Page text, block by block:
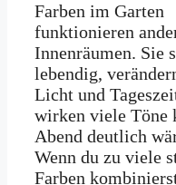
Farben im Garten
funktionieren
Innenräumen. Sie
lebendig,
Licht und
wirken viele Töne
Abend deutlich
Wenn du zu viele
Farben